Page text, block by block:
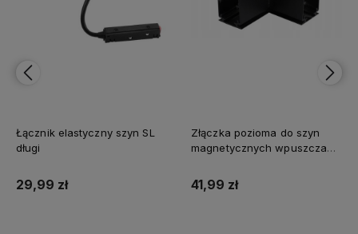
Łącznik elastyczny szyn SL
długi
29,99 zł
Złączka pozioma do szyn
magnetycznych wpuszczany
41,99 zł